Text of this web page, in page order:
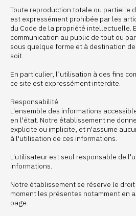
Toute reproduction totale ou partielle
est expressément prohibée par les
du Code de la propriété intellectuelle.
communication au public de tout ou
sous quelque forme et à destination
soit.
En particulier, l’utilisation à des fins
ce site est expressément interdite.
Responsabilité
L'ensemble des informations
en l'état. Notre établissement ne
explicite ou implicite, et n'assume
à l'utilisation de ces informations.
L'utilisateur est seul responsable de
informations.
Notre établissement se réserve le
moment les présentes notamment en
page.